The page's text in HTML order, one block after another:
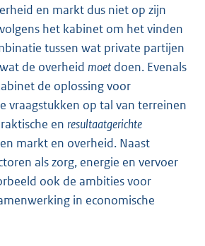
en markt dus niet op zijn
het kabinet om het vinden
tussen wat private partijen
de overheid moet doen. Evenals
de oplossing voor
vraagstukken op tal van terreinen
en resultaatgerichte
markt en overheid. Naast
als zorg, energie en vervoer
ook de ambities voor
in economische